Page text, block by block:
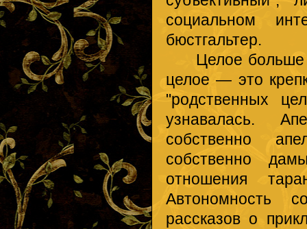
социальном
бюстгальтер.
Целое больше
целое — это
"родственных
узнавалась.
собственно
собственно
отношения
Автономность
рассказов о